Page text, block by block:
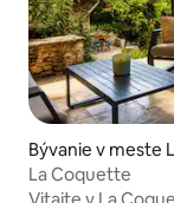
Bývanie v meste
ac
La Coquette